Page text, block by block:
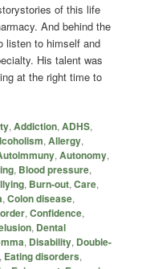
of this life
And behind the
listen to himself and
His talent was
at the right time to
,Addiction,ADHS,
,Allergy,
,Autonomy,
, Blood pressure,
, Burn-out,Care,
,Colon disease,
,Confidence,
, Dental
, Disability, Double-
, Eating disorders,